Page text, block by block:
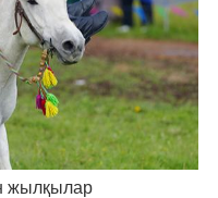
жылқылар